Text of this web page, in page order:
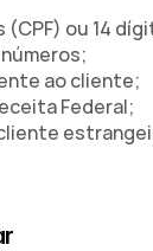
(CPF) ou 14
ao cliente;
Federal;